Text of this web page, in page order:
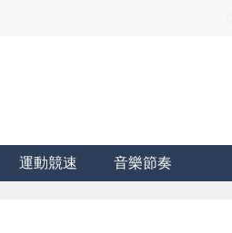
運動競速 音樂節奏